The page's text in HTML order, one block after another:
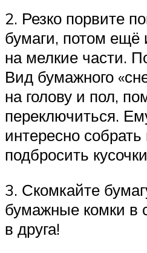
2. Резко порвите
бумаги, потом
на мелкие части.
Вид бумажного
на голову и пол,
переключиться.
интересно
подбросить
3. Скомкайте
бумажные комки в
в друга!